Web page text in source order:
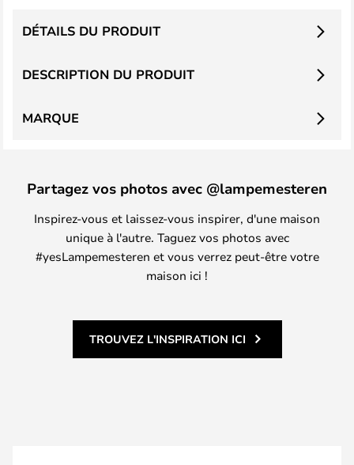
DESCRIPTION DU PRODUIT
DÉTAILS DU PRODUIT
MARQUE
Partagez vos photos avec @lampemesteren
Inspirez-vous et laissez-vous inspirer, d'une maison
unique à l'autre. Taguez vos photos avec
#yesLampemesteren et vous verrez peut-être votre
maison ici !
TROUVEZ L'INSPIRATION ICI